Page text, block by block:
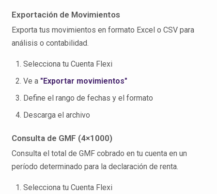
Exportación de Movimientos
Exporta tus movimientos en formato Excel o CSV para
análisis o contabilidad.
Selecciona tu Cuenta Flexi
Ve a "Exportar movimientos"
Define el rango de fechas y el formato
Descarga el archivo
Consulta de GMF (4×1000)
Consulta el total de GMF cobrado en tu cuenta en un
período determinado para la declaración de renta.
Selecciona tu Cuenta Flexi